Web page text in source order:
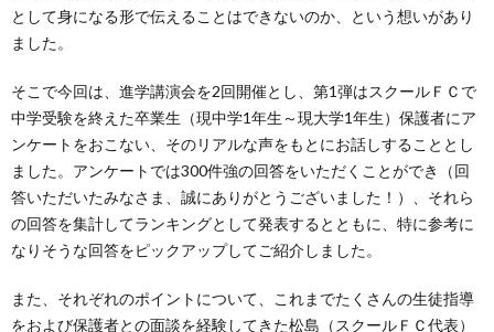
として身になる形で伝えることはできないのか、という想いがあり
ました。
そこで今回は、進学講演会を2回開催とし、第1弾はスクールＦＣで
中学受験を終えた卒業生（現中学1年生～現大学1年生）保護者にア
ンケートをおこない、そのリアルな声をもとにお話しすることとし
ました。アンケートでは300件強の回答をいただくことができ（回
答いただいたみなさま、誠にありがとうございました！）、それら
の回答を集計してランキングとして発表するとともに、特に参考に
なりそうな回答をピックアップしてご紹介しました。
また、それぞれのポイントについて、これまでたくさんの生徒指導
をおよび保護者との面談を経験してきた松島（スクールＦＣ代表）